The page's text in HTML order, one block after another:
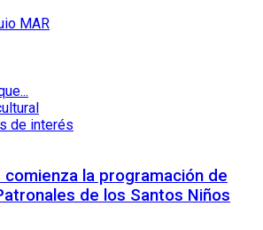
de interés
la programación de
de los Santos Niños